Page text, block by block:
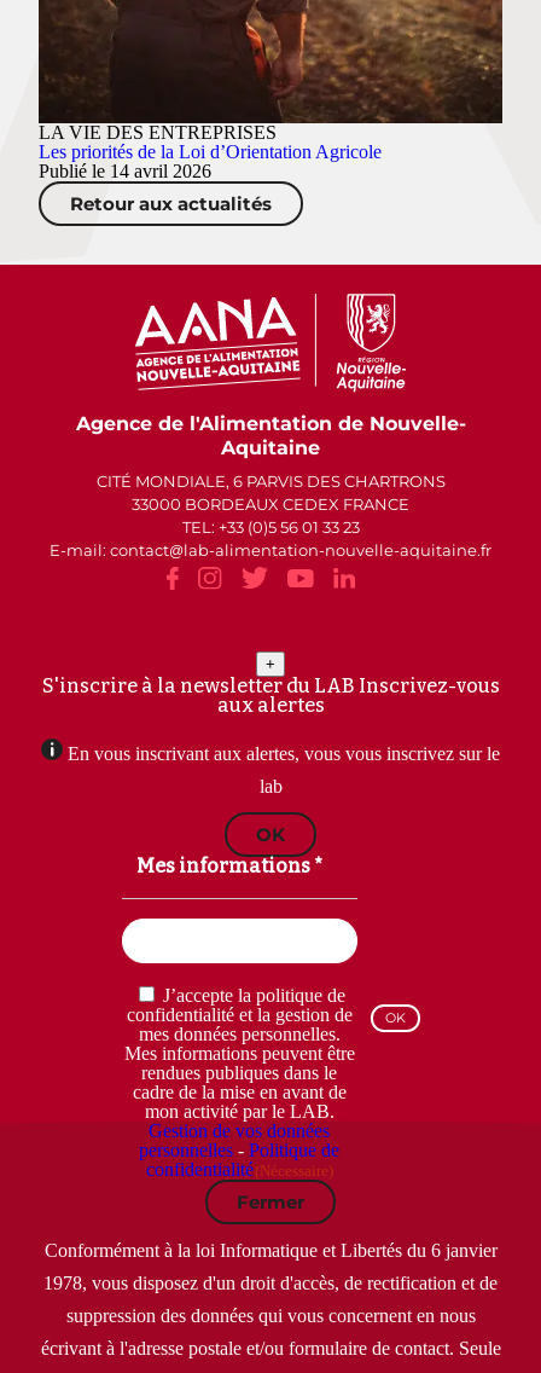
LA VIE DES ENTREPRISES
Les priorités de la Loi d’Orientation Agricole
Publié le 14 avril 2026
Retour aux actualités
Agence de l'Alimentation de Nouvelle-
Aquitaine
CITÉ MONDIALE, 6 PARVIS DES CHARTRONS
33000 BORDEAUX CEDEX FRANCE
TEL: +33 (0)5 56 01 33 23
E-mail: contact
lab-alimentation-nouvelle-aquitaine.fr
+
S'inscrire à la newsletter du LAB Inscrivez-vous
aux alertes
En vous inscrivant aux alertes, vous vous inscrivez sur le
lab
OK
Mes informations *
RGPD
(Nécessaire)
J’accepte la politique de
confidentialité et la gestion de
mes données personnelles.
Mes informations peuvent être
rendues publiques dans le
cadre de la mise en avant de
mon activité par le LAB.
Gestion de vos données
personnelles -Politique de
confidentialité(Nécessaire)
Fermer
Conformément à la loi Informatique et Libertés du 6 janvier
1978, vous disposez d'un droit d'accès, de rectification et de
suppression des données qui vous concernent en nous
écrivant à l'adresse postale et/ou formulaire de contact. Seule